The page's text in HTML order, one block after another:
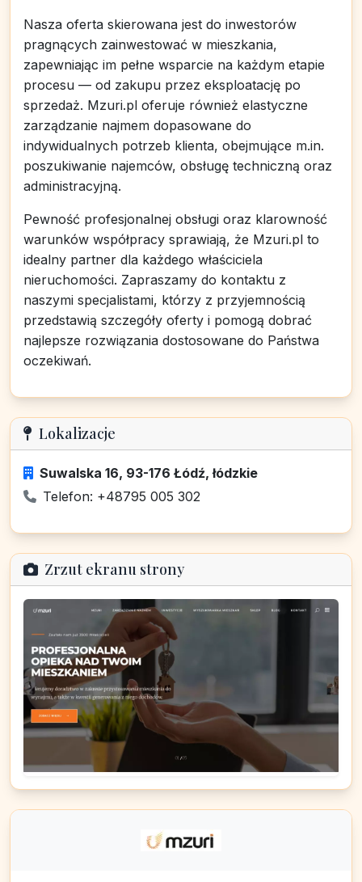
Nasza oferta skierowana jest do inwestorów
pragnących zainwestować w mieszkania,
zapewniając im pełne wsparcie na każdym etapie
procesu — od zakupu przez eksploatację po
sprzedaż. Mzuri.pl oferuje również elastyczne
zarządzanie najmem dopasowane do
indywidualnych potrzeb klienta, obejmujące m.in.
poszukiwanie najemców, obsługę techniczną oraz
administracyjną.
Pewność profesjonalnej obsługi oraz klarowność
warunków współpracy sprawiają, że Mzuri.pl to
idealny partner dla każdego właściciela
nieruchomości. Zapraszamy do kontaktu z
naszymi specjalistami, którzy z przyjemnością
przedstawią szczegóły oferty i pomogą dobrać
najlepsze rozwiązania dostosowane do Państwa
oczekiwań.
Lokalizacje
Suwalska 16, 93-176 Łódź, łódzkie
Telefon: +48795 005 302
Zrzut ekranu strony